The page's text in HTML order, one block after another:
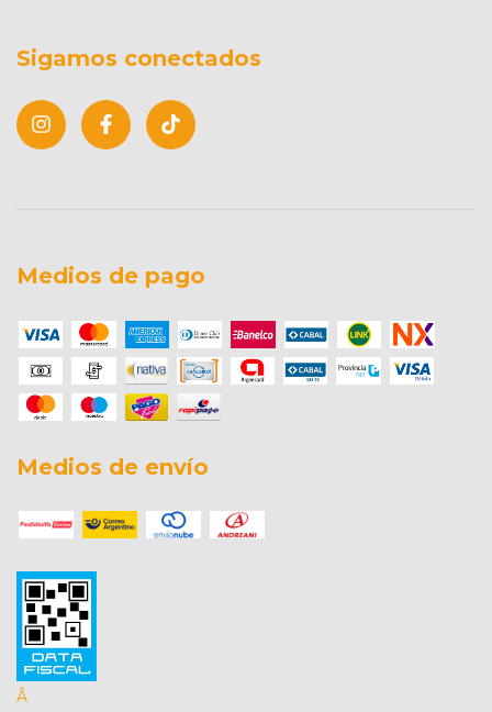
Sigamos conectados
Medios de pago
Medios de envío
Â